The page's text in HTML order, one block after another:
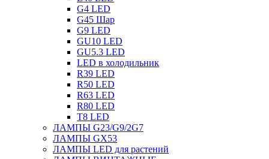
G4 LED
G45 Шар
G9 LED
GU10 LED
GU5.3 LED
LED в холодильник
R39 LED
R50 LED
R63 LED
R80 LED
T8 LED
ЛАМПЫ G23/G9/2G7
ЛАМПЫ GX53
ЛАМПЫ LED для растений